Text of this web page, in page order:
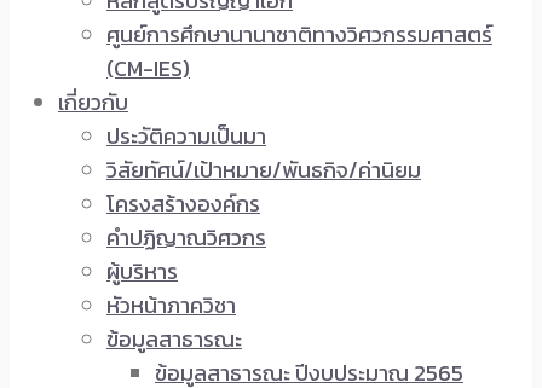
ศูนย์การศึกษานานาชาติทางวิศวกรรมศาสตร์
(CM-IES)
เกี่ยวกับ
ประวัติความเป็นมา
วิสัยทัศน์/เป้าหมาย/พันธกิจ/ค่านิยม
โครงสร้างองค์กร
คำปฏิญาณวิศวกร
ผู้บริหาร
หัวหน้าภาควิชา
ข้อมูลสาธารณะ
ข้อมูลสาธารณะ ปีงบประมาณ 2565